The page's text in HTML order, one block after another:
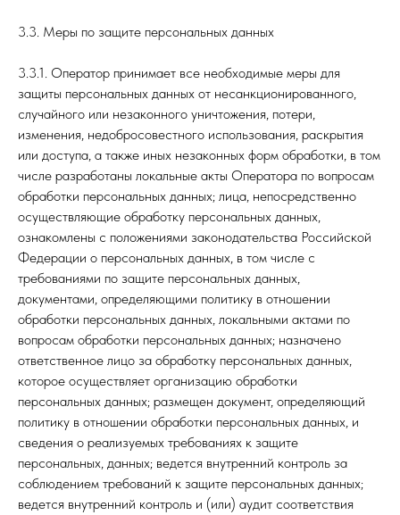
3.3. Меры по защите персональных данных
3.3.1. Оператор принимает все необходимые меры для
защиты персональных данных от несанкционированного,
случайного или незаконного уничтожения, потери,
изменения, недобросовестного использования, раскрытия
или доступа, а также иных незаконных форм обработки, в том
числе разработаны локальные акты Оператора по вопросам
обработки персональных данных; лица, непосредственно
осуществляющие обработку персональных данных,
ознакомлены с положениями законодательства Российской
Федерации о персональных данных, в том числе с
требованиями по защите персональных данных,
документами, определяющими политику в отношении
обработки персональных данных, локальными актами по
вопросам обработки персональных данных; назначено
ответственное лицо за обработку персональных данных,
которое осуществляет организацию обработки
персональных данных; размещен документ, определяющий
политику в отношении обработки персональных данных, и
сведения о реализуемых требованиях к защите
персональных, данных; ведется внутренний контроль за
соблюдением требований к защите персональных данных;
ведется внутренний контроль и (или) аудит соответствия